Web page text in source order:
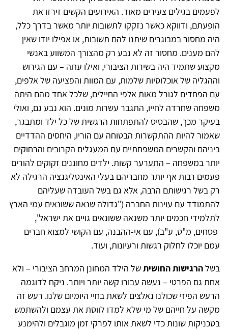
לפעמים בגילים צעירים מאוד. האירועים הקשים זירזו את
הופעתם, ודווקא כאשר נזקקו לתשובות יותר מאשר בדרך כלל,
היה מחסור במבוגרים שיתנו להם תשובות, או אפילו יודו שאין
להם מענים. מחסור זה לא נבע רק מהצורך המשווע באנשי
מקצוע שתמיד היה בשירות הציבורי, ואילו עתה – עם הגירוש
וההגליה של אוכלוסיות שלמות, עם המוות והפציעה של אלפים,
עם הפחדים לגורל מאות אלפי החיילים, שלכל אחד מהם היתה
משפחה שחרדה לחייו, התגבר עשרות מונים. הוא נבע גם, ואולי
בעיקר מכך, שהבסיס להתפתחות הרגשית של כל ילד ומתבגר,
שאמור להיות ההתקשרות הבטוחה עם הוריו, היחסים ההדדיים
ביניהם והקשרים המשפחתיים עם המעגלים הקרובים והרחוקים
יותר במשפחה – התערער קשות. ילדים מחוננים זקוקים להורים
פעמים רבות אף יותר מחבריהם בעלי האינטליגנציה הרגילה לא
רק בשל רגישותם הרבה, אלא גם בשל העובדה שעליהם
להתמודד עם עוינות החברה ("גדולה שנאה ששונאים עמי הארץ
לתלמידי חכמים יותר משנאה ששונאים גויים את ישראל",
פסחים, מ"ט, ע"ב), עם אי-ההבנה, עם הקושי למצוא חברים
עמם יוכלו לחלוק רגשות ורעיונות, ועוד.
בשלהרגישות החושיתשל הילד המחונן המרחב הציבורי – ולא
אחת גם הפרטי – נעשה עבורו קשה יותר ויותר. ניקח לדוגמה
הרעש הפיזי שכולנו נאלצים לשאת בחיי היומיום שלנו. רעש זה
מקשה על חייהם של מי שלא למדו לווסת את עצמם ולהשתמש
בטכניקות שונות כדי לשאת אותו לפרקי זמן מוגבלים ולהימנע